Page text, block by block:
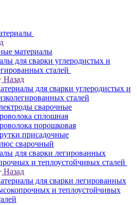
материалы
для сварки углеродистых и
сталей
Назад
для сварки углеродистых и
сталей
сварочные
сплошная
порошковая
присадочные
сварочный
для сварки легированных
и теплоустойчивых сталей
Назад
для сварки легированных
и теплоустойчивых